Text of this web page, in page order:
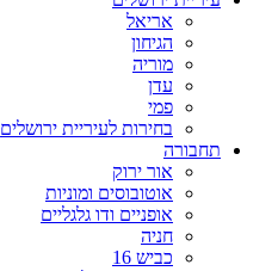
אריאל
הגיחון
מוריה
עדן
פמי
בחירות לעיריית ירושלים
תחבורה
אור ירוק
אוטובוסים ומוניות
אופניים ודו גלגליים
חניה
כביש 16